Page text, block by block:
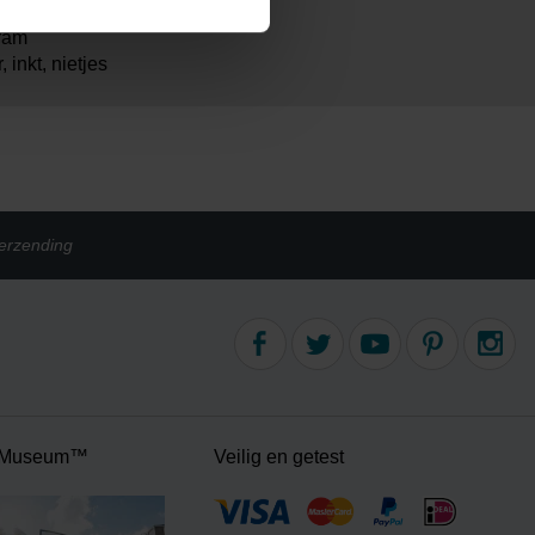
inkt, nietjes
Veilig en getest